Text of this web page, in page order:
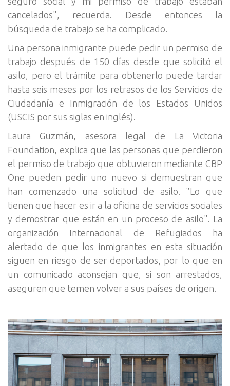
cancelados", recuerda. Desde entonces la
búsqueda de trabajo se ha complicado.
Una persona inmigrante puede pedir un permiso de
trabajo después de 150 días desde que solicitó el
asilo, pero el trámite para obtenerlo puede tardar
hasta seis meses por los retrasos de los Servicios de
Ciudadanía e Inmigración de los Estados Unidos
(USCIS por sus siglas en inglés).
Laura Guzmán, asesora legal de La Victoria
Foundation, explica que las personas que perdieron
el permiso de trabajo que obtuvieron mediante CBP
One pueden pedir uno nuevo si demuestran que
han comenzado una solicitud de asilo. "Lo que
tienen que hacer es ir a la oficina de servicios sociales
y demostrar que están en un proceso de asilo". La
organización Internacional de Refugiados ha
alertado de que los inmigrantes en esta situación
siguen en riesgo de ser deportados, por lo que en
un comunicado aconsejan que, si son arrestados,
aseguren que temen volver a sus países de origen.